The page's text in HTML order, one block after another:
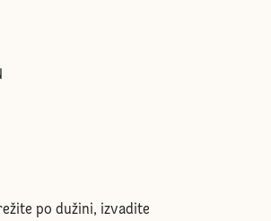
po dužini, izvadite